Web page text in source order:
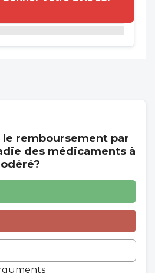
remboursement par
des médicaments à